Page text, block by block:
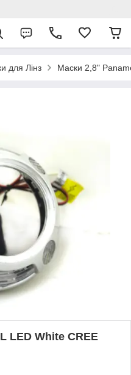
для Лінз Маски 2,8"
LED White CREE